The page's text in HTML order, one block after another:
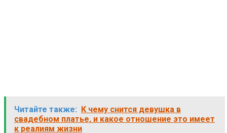
Читайте также: К чему снится девушка в
свадебном платье, и какое отношение это имеет
к реалиям жизни